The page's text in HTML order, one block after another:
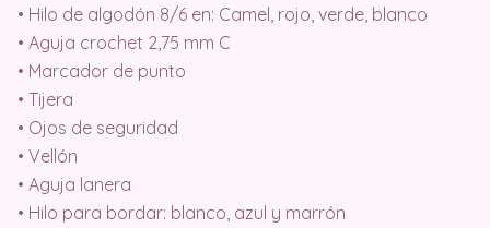
• Hilo de algodón 8/6 en: Camel, rojo, verde, blanco
• Aguja crochet 2,75 mm C
• Marcador de punto
• Tijera
• Ojos de seguridad
• Vellón
• Aguja lanera
• Hilo para bordar: blanco, azul y marrón